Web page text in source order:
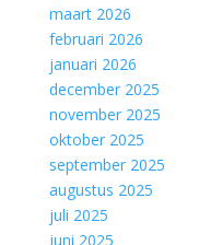
maart 2026
februari 2026
januari 2026
december 2025
november 2025
oktober 2025
september 2025
augustus 2025
juli 2025
juni 2025